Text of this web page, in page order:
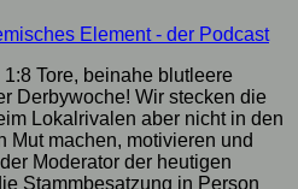
Element - der Podcast
Tore, beinahe blutleere
Derbywoche! Wir stecken die
Lokalrivalen aber nicht in den
Mut machen, motivieren und
Moderator der heutigen
Stammbesatzung in Person